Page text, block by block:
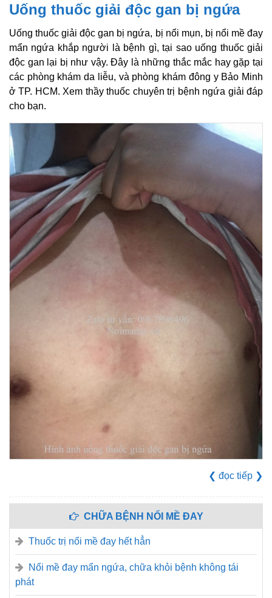
Uống thuốc giải độc gan bị ngứa
Uống thuốc giải độc gan bị ngứa, bị nổi mụn, bị nổi mề đay
mẩn ngứa khắp người là bệnh gì, tại sao uống thuốc giải
độc gan lại bị như vậy. Đây là những thắc mắc hay gặp tại
các phòng khám da liễu, và phòng khám đông y Bảo Minh
ở TP. HCM. Xem thầy thuốc chuyên trị bệnh ngứa giải đáp
cho bạn.
❮ đọc tiếp ❯
CHỮA BỆNH NỔI MỀ ĐAY
Thuốc trị nổi mề đay hết hẳn
Nổi mề đay mẩn ngứa, chữa khỏi bệnh không tái
phát